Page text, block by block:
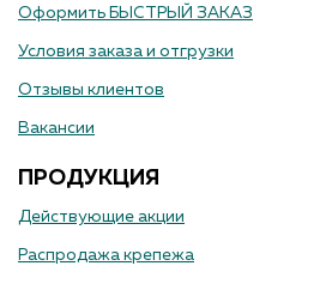
Оформить БЫСТРЫЙ ЗАКАЗ
Условия заказа и отгрузки
Отзывы клиентов
Вакансии
ПРОДУКЦИЯ
Действующие акции
Распродажа крепежа